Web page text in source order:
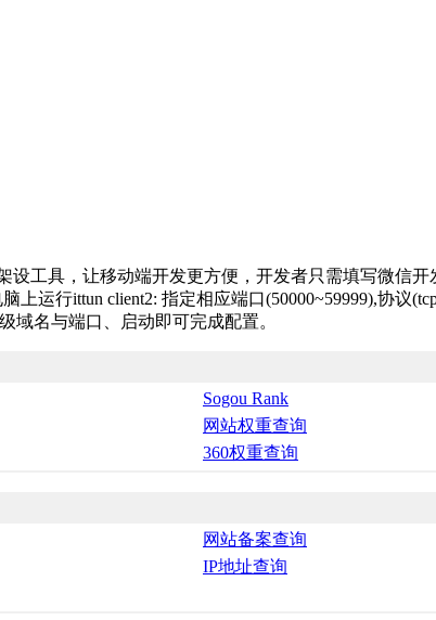
工具，让移动端开发更方便，开发者只需填写微信开
上运行ittun client2: 指定相应端口(50000~59999),协议
域名与端口、启动即可完成配置。
Sogou Rank
网站权重查询
360权重查询
网站备案查询
IP地址查询